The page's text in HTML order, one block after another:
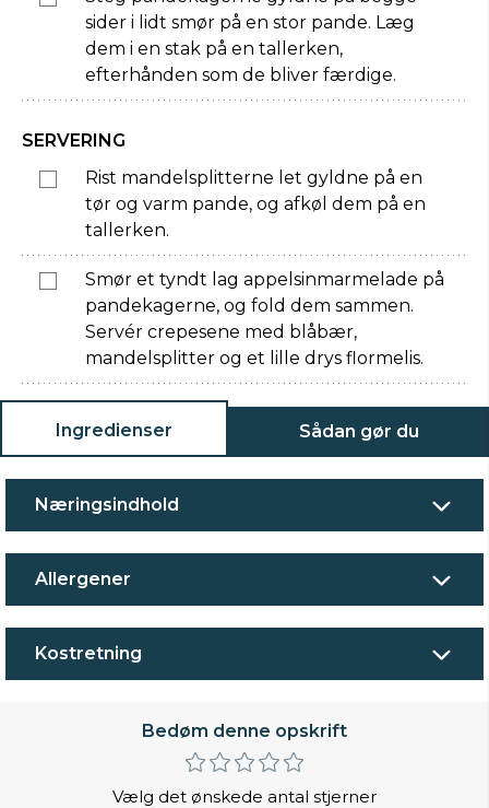
sider i lidt smør på en stor pande. Læg
dem i en stak på en tallerken,
efterhånden som de bliver færdige.
SERVERING
Rist mandelsplitterne let gyldne på en
tør og varm pande, og afkøl dem på en
tallerken.
Smør et tyndt lag appelsinmarmelade på
pandekagerne, og fold dem sammen.
Servér crepesene med blåbær,
mandelsplitter og et lille drys flormelis.
Ingredienser Sådan gør du
Næringsindhold
Allergener
Kostretning
Bedøm denne opskrift
Vælg det ønskede antal stjerner